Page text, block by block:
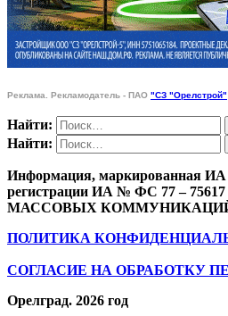
Реклама. Рекламодатель - ПАО "СЗ "Орелстрой"
Найти:
Найти:
Информация, маркированная ИА
регистрации ИА № ФС 77 –
МАССОВЫХ
ПОЛИТИКА
СОГЛАСИЕ НА ОБРАБОТКУ
Орелград. 2026 год